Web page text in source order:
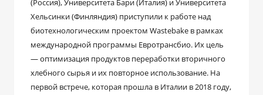
(Россия), Университета Бари (Италия) и Университета
Хельсинки (Финляндия) приступили к работе над
биотехнологическим проектом Wastebake в рамках
международной программы Евротрансбио. Их цель
— оптимизация продуктов переработки вторичного
хлебного сырья и их повторное использование. На
первой встрече, которая прошла в Италии в 2018 году,